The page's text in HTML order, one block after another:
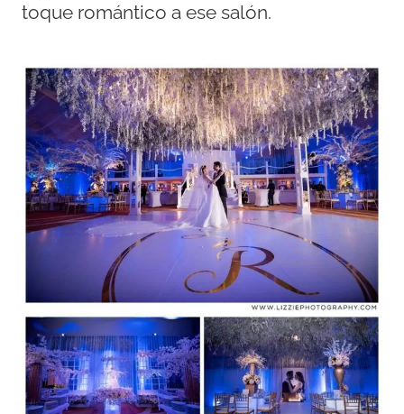
toque romántico a ese salón.